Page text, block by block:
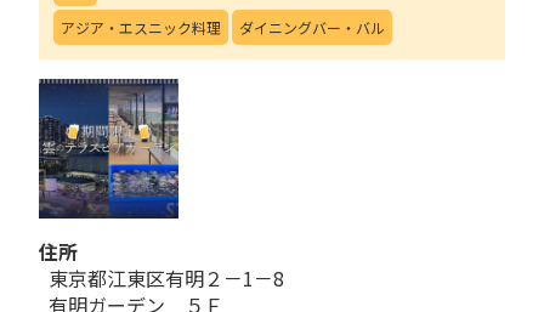
アジア・エスニック料理
ダイニングバー・バル
住所
東京都江東区有明２－1－8
有明ガーデン ５Ｆ